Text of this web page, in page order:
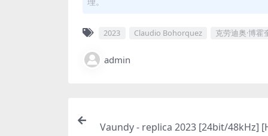
2023 Claudio Bohorquez 克劳迪奥·博霍
admin
Vaundy - replica 2023 [24bit/48kHz]